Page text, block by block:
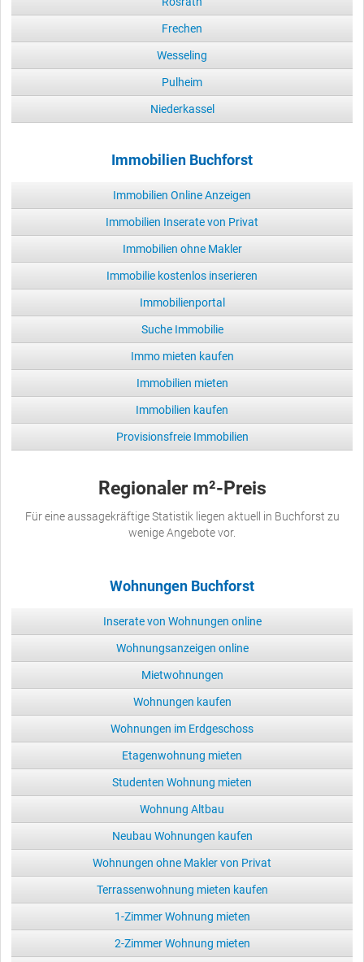
Frechen
Wesseling
Pulheim
Niederkassel
Immobilien Buchforst
Immobilien Online Anzeigen
Immobilien Inserate von Privat
Immobilien ohne Makler
Immobilie kostenlos inserieren
Immobilienportal
Suche Immobilie
Immo mieten kaufen
Immobilien mieten
Immobilien kaufen
Provisionsfreie Immobilien
Regionaler m²-Preis
Für eine aussagekräftige Statistik liegen aktuell in Buchforst zu
wenige Angebote vor.
Wohnungen Buchforst
Inserate von Wohnungen online
Wohnungsanzeigen online
Mietwohnungen
Wohnungen kaufen
Wohnungen im Erdgeschoss
Etagenwohnung mieten
Studenten Wohnung mieten
Wohnung Altbau
Neubau Wohnungen kaufen
Wohnungen ohne Makler von Privat
Terrassenwohnung mieten kaufen
1-Zimmer Wohnung mieten
2-Zimmer Wohnung mieten